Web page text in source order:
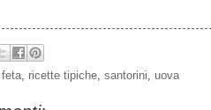
feta ricette tipiche santorini uova